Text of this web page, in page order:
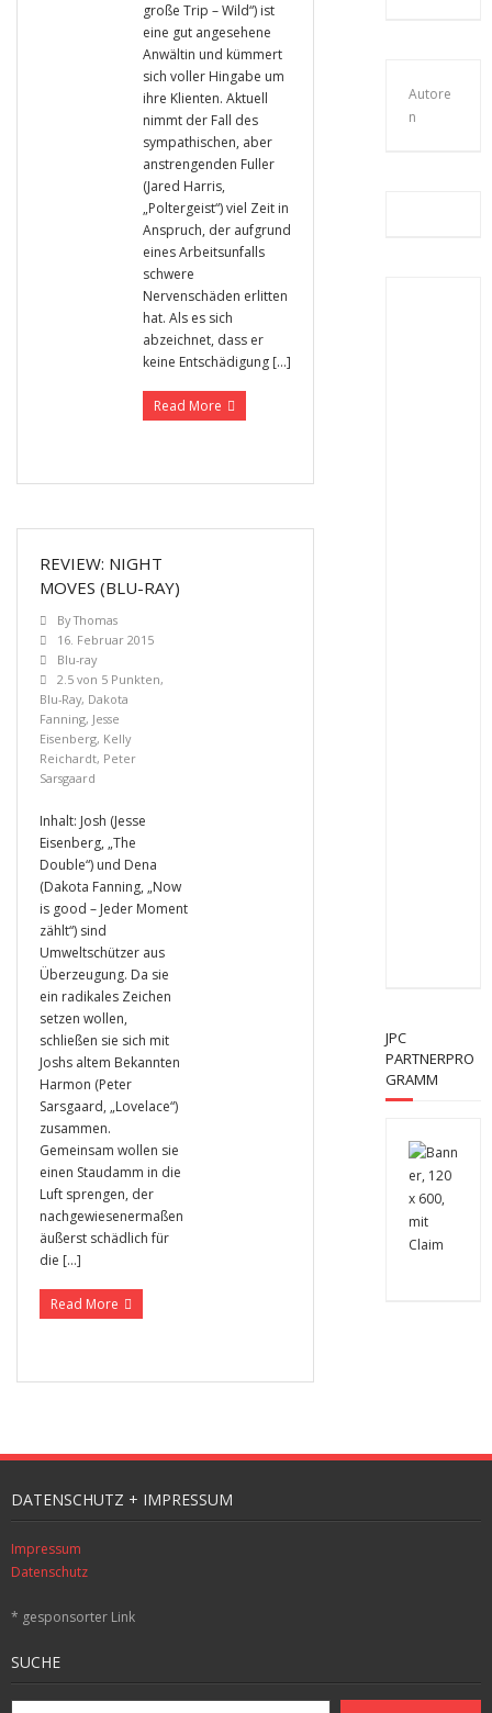
große Trip – Wild“) ist
eine gut angesehene
Anwältin und kümmert
sich voller Hingabe um
ihre Klienten. Aktuell
nimmt der Fall des
sympathischen, aber
anstrengenden Fuller
(Jared Harris,
„Poltergeist“) viel Zeit in
Anspruch, der aufgrund
eines Arbeitsunfalls
schwere
Nervenschäden erlitten
hat. Als es sich
abzeichnet, dass er
keine Entschädigung […]
Read More
REVIEW: NIGHT
MOVES (BLU-RAY)
ByThomas
16. Februar 2015
Blu-ray
2.5 von 5 Punkten,
Blu-Ray, Dakota
Fanning, Jesse
Eisenberg, Kelly
Reichardt, Peter
Sarsgaard
Inhalt: Josh (Jesse
Eisenberg, „The
Double“) und Dena
(Dakota Fanning, „Now
is good – Jeder Moment
zählt“) sind
Umweltschützer aus
Überzeugung. Da sie
ein radikales Zeichen
setzen wollen,
schließen sie sich mit
Joshs altem Bekannten
Harmon (Peter
Sarsgaard, „Lovelace“)
zusammen.
Gemeinsam wollen sie
einen Staudamm in die
Luft sprengen, der
nachgewiesenermaßen
äußerst schädlich für
die […]
Read More
Autore
n
JPC
PARTNERPRO
GRAMM
DATENSCHUTZ + IMPRESSUM
Impressum
Datenschutz
* gesponsorter Link
SUCHE